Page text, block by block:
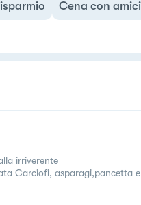
Cena con amici
irriverente
Carciofi, asparagi,pancetta